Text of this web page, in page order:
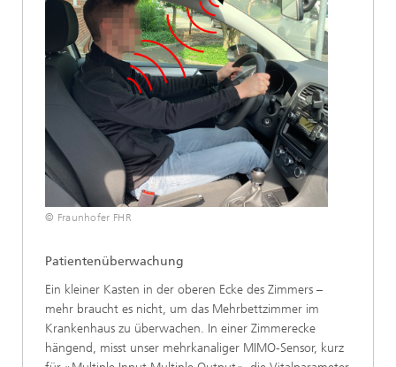
© Fraunhofer FHR
Patientenüberwachung
Ein kleiner Kasten in der oberen Ecke des Zimmers –
mehr braucht es nicht, um das Mehrbettzimmer im
Krankenhaus zu überwachen. In einer Zimmerecke
hängend, misst unser mehrkanaliger MIMO-Sensor, kurz